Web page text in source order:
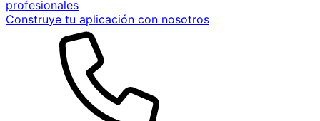
profesionales
Construye tu aplicación con nosotros